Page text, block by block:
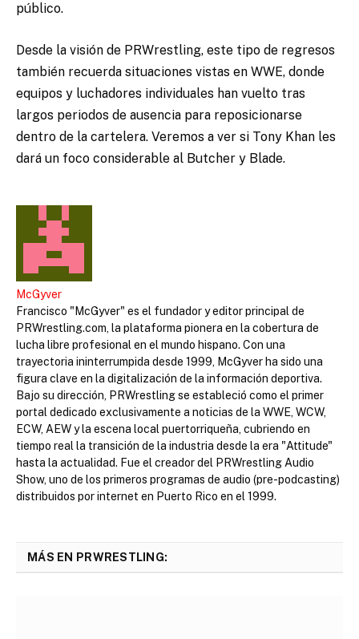
público.
Desde la visión de PRWrestling, este tipo de regresos
también recuerda situaciones vistas en WWE, donde
equipos y luchadores individuales han vuelto tras
largos periodos de ausencia para reposicionarse
dentro de la cartelera. Veremos a ver si Tony Khan les
dará un foco considerable al Butcher y Blade.
McGyver
Francisco "McGyver" es el fundador y editor principal de
PRWrestling.com, la plataforma pionera en la cobertura de
lucha libre profesional en el mundo hispano. Con una
trayectoria ininterrumpida desde 1999, McGyver ha sido una
figura clave en la digitalización de la información deportiva.
Bajo su dirección, PRWrestling se estableció como el primer
portal dedicado exclusivamente a noticias de la WWE, WCW,
ECW, AEW y la escena local puertorriqueña, cubriendo en
tiempo real la transición de la industria desde la era "Attitude"
hasta la actualidad. Fue el creador del PRWrestling Audio
Show, uno de los primeros programas de audio (pre-podcasting)
distribuidos por internet en Puerto Rico en el 1999.
MÁS EN PRWRESTLING: